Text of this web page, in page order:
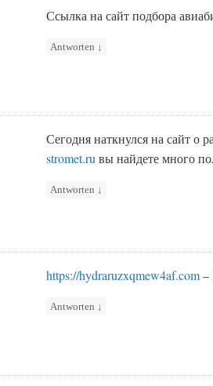
Ссылка на сайт подбора
Antworten ↓
Сегодня наткнулся на сайт о
stromet.ruвы найдете много
Antworten ↓
https://hydraruzxqmew4af.com–
Antworten ↓